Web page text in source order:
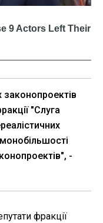
законопроектів
"Слуга
-
фракції